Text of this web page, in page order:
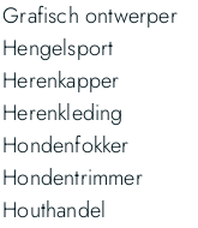
Grafisch ontwerper
Hengelsport
Herenkapper
Herenkleding
Hondenfokker
Hondentrimmer
Houthandel